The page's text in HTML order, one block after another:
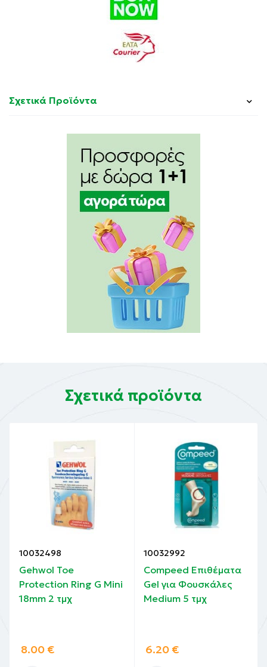
Σχετικά Προϊόντα
Σχετικά προϊόντα
10032498
Gehwol Toe
Protection Ring G Mini
18mm 2 τμχ
8.00 €
10032992
Compeed Επιθέματα
Gel για Φουσκάλες
Medium 5 τμχ
6.20 €